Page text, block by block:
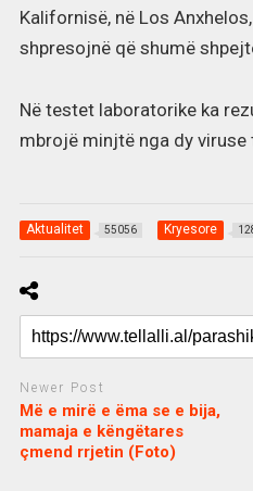
Kalifornisë, në Los
shpresojnë që shumë
Në testet laboratorike ka
mbrojë minjtë nga dy viruse
Aktualitet 55056 Kryesore
Newer Post
Më e mirë e ëma se e bija,
mamaja e këngëtares
çmend rrjetin (Foto)